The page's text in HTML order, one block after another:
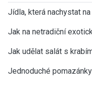
Jídla, která nachystat
Jak na netradiční
Jak udělat salát s
Jednoduché